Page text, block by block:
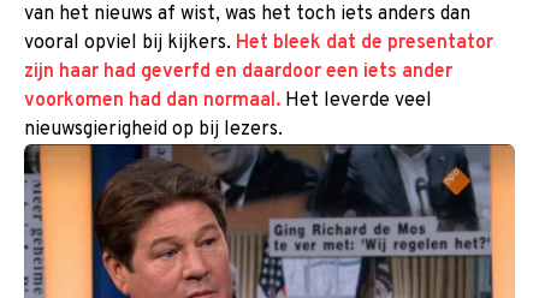
van het nieuws af wist, was het toch iets anders dan
vooral opviel bij kijkers. Het bleek dat de presentator
zijn haar had geverfd en daardoor een iets ander
voorkomen had dan normaal. Het leverde veel
nieuwsgierigheid op bij lezers.